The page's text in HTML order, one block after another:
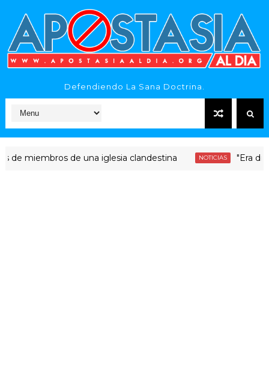
Defendiendo La Sana Doctrina.
de una iglesia clandestina NOTICIAS "Era dinero